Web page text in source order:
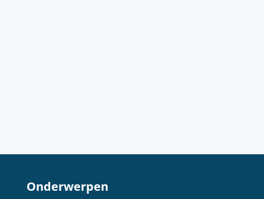
Onderwerpen